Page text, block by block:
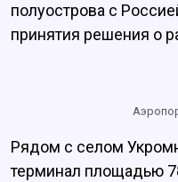
полуострова с
принятия решения о
Рядом с селом
терминал площадью